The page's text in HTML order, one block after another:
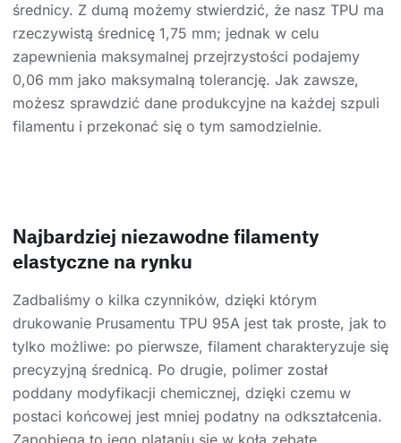
średnicy. Z dumą możemy stwierdzić, że nasz TPU ma
rzeczywistą średnicę 1,75 mm; jednak w celu
zapewnienia maksymalnej przejrzystości podajemy
0,06 mm jako maksymalną tolerancję. Jak zawsze,
możesz sprawdzić dane produkcyjne na każdej szpuli
filamentu i przekonać się o tym samodzielnie.
Najbardziej niezawodne filamenty
elastyczne na rynku
Zadbaliśmy o kilka czynników, dzięki którym
drukowanie Prusamentu TPU 95A jest tak proste, jak to
tylko możliwe: po pierwsze, filament charakteryzuje się
precyzyjną średnicą. Po drugie, polimer został
poddany modyfikacji chemicznej, dzięki czemu w
postaci końcowej jest mniej podatny na odkształcenia.